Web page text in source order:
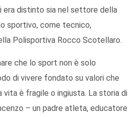
era distinto sia nel settore della
sportivo, come tecnico,
Polisportiva Rocco Scotellaro.
che lo sport non è solo
di vivere fondato su valori che
vita è fragile o ingiusta. La storia di
– un padre atleta, educatore